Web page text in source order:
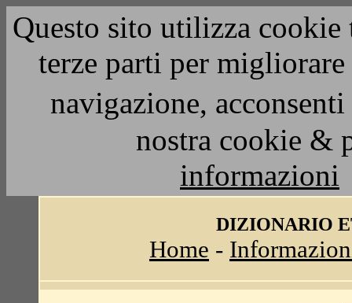
Questo sito utilizza
terze parti per
navigazione,
nostra cookie &
informazioni
DIZIONARIO
Home -